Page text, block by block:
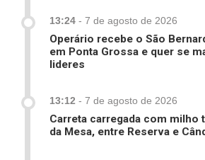
13:24 - 7 de agosto de 2026
Operário recebe o São
em Ponta Grossa e quer se
lideres
13:12 - 7 de agosto de 2026
Carreta carregada com milho
da Mesa, entre Reserva e